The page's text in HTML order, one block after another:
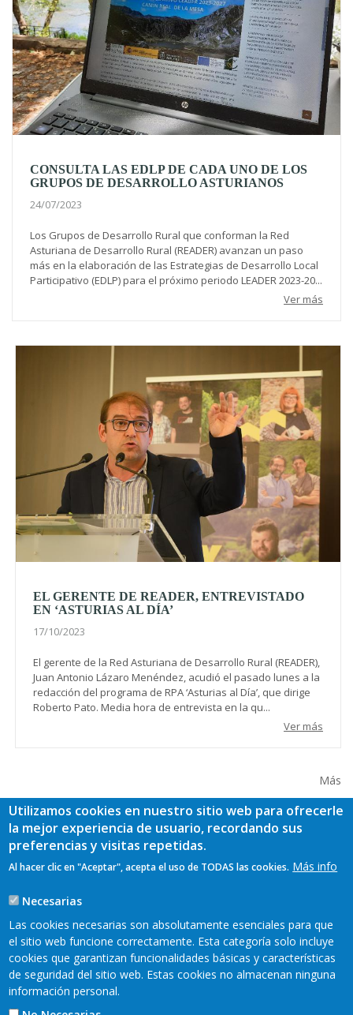
CONSULTA LAS EDLP DE CADA UNO DE LOS
GRUPOS DE DESARROLLO ASTURIANOS
24/07/2023
Los Grupos de Desarrollo Rural que conforman la Red
Asturiana de Desarrollo Rural (READER) avanzan un paso
más en la elaboración de las Estrategias de Desarrollo Local
Participativo (EDLP) para el próximo periodo LEADER 2023-20...
Ver más
EL GERENTE DE READER, ENTREVISTADO
EN ‘ASTURIAS AL DÍA’
17/10/2023
El gerente de la Red Asturiana de Desarrollo Rural (READER),
Juan Antonio Lázaro Menéndez, acudió el pasado lunes a la
redacción del programa de RPA ‘Asturias al Día’, que dirige
Roberto Pato. Media hora de entrevista en la qu...
Ver más
Más
Utilizamos cookies en nuestro sitio web para ofrecerle
la mejor experiencia de usuario, recordando sus
preferencias y visitas repetidas.
Al hacer clic en "Aceptar", acepta el uso de TODAS las cookies. Más info
Necesarias
Las cookies necesarias son absolutamente esenciales para que
el sitio web funcione correctamente. Esta categoría solo incluye
cookies que garantizan funcionalidades básicas y características
de seguridad del sitio web. Estas cookies no almacenan ninguna
información personal.